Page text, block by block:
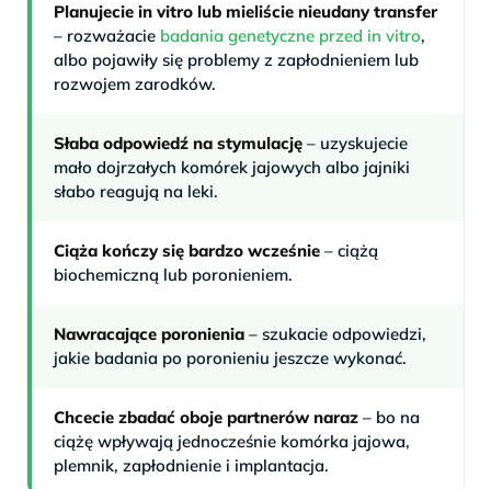
Planujecie in vitro lub mieliście nieudany transfer
– rozważacie badania genetyczne przed in vitro,
albo pojawiły się problemy z zapłodnieniem lub
rozwojem zarodków.
Słaba odpowiedź na stymulację – uzyskujecie
mało dojrzałych komórek jajowych albo jajniki
słabo reagują na leki.
Ciąża kończy się bardzo wcześnie – ciążą
biochemiczną lub poronieniem.
Nawracające poronienia – szukacie odpowiedzi,
jakie badania po poronieniu jeszcze wykonać.
Chcecie zbadać oboje partnerów naraz – bo na
ciążę wpływają jednocześnie komórka jajowa,
plemnik, zapłodnienie i implantacja.